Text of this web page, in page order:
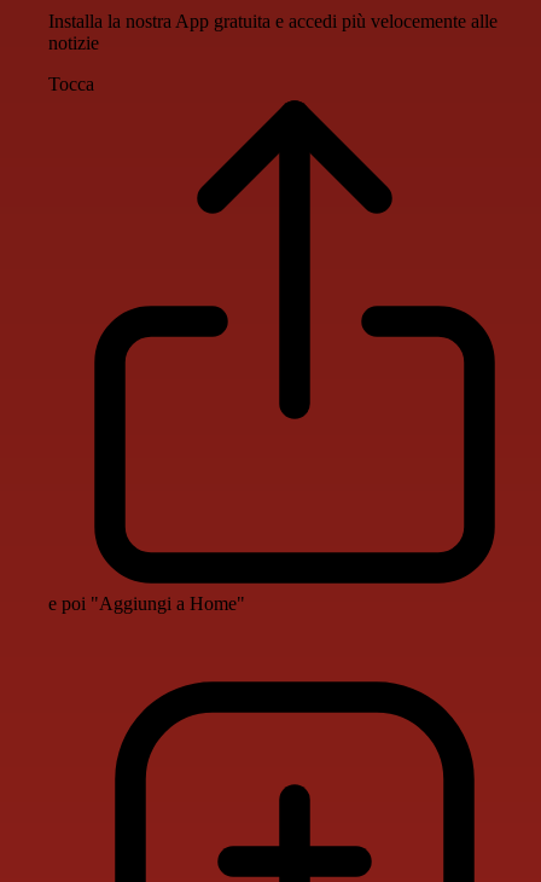
Installa la nostra App gratuita e accedi più velocemente alle
notizie
Tocca
e poi "Aggiungi a Home"